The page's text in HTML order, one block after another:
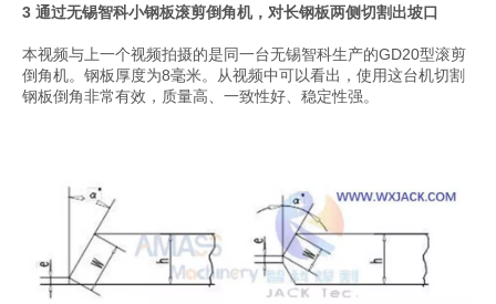
3 通过无锡智科小钢板滚剪倒角机，对长钢板两侧切割出坡口
本视频与上一个视频拍摄的是同一台无锡智科生产的GD20型滚剪
倒角机。钢板厚度为8毫米。从视频中可以看出，使用这台机切割
钢板倒角非常有效，质量高、一致性好、稳定性强。